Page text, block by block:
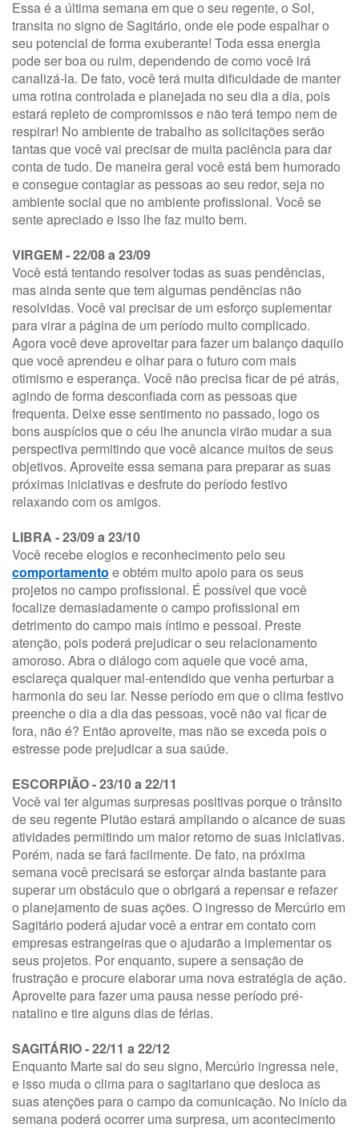
Essa é a última semana em que o seu regente, o Sol,
transita no signo de Sagitário, onde ele pode espalhar o
seu potencial de forma exuberante! Toda essa energia
pode ser boa ou ruim, dependendo de como você irá
canalizá-la. De fato, você terá muita dificuldade de manter
uma rotina controlada e planejada no seu dia a dia, pois
estará repleto de compromissos e não terá tempo nem de
respirar! No ambiente de trabalho as solicitações serão
tantas que você vai precisar de muita paciência para dar
conta de tudo. De maneira geral você está bem humorado
e consegue contagiar as pessoas ao seu redor, seja no
ambiente social que no ambiente profissional. Você se
sente apreciado e isso lhe faz muito bem.
VIRGEM - 22/08 a 23/09
Você está tentando resolver todas as suas pendências,
mas ainda sente que tem algumas pendências não
resolvidas. Você vai precisar de um esforço suplementar
para virar a página de um período muito complicado.
Agora você deve aproveitar para fazer um balanço daquilo
que você aprendeu e olhar para o futuro com mais
otimismo e esperança. Você não precisa ficar de pé atrás,
agindo de forma desconfiada com as pessoas que
frequenta. Deixe esse sentimento no passado, logo os
bons auspícios que o céu lhe anuncia virão mudar a sua
perspectiva permitindo que você alcance muitos de seus
objetivos. Aproveite essa semana para preparar as suas
próximas iniciativas e desfrute do período festivo
relaxando com os amigos.
LIBRA - 23/09 a 23/10
Você recebe elogios e reconhecimento pelo seu
comportamento e obtém muito apoio para os seus
projetos no campo profissional. É possível que você
focalize demasiadamente o campo profissional em
detrimento do campo mais íntimo e pessoal. Preste
atenção, pois poderá prejudicar o seu relacionamento
amoroso. Abra o diálogo com aquele que você ama,
esclareça qualquer mal-entendido que venha perturbar a
harmonia do seu lar. Nesse período em que o clima festivo
preenche o dia a dia das pessoas, você não vai ficar de
fora, não é? Então aproveite, mas não se exceda pois o
estresse pode prejudicar a sua saúde.
ESCORPIÃO - 23/10 a 22/11
Você vai ter algumas surpresas positivas porque o trânsito
de seu regente Plutão estará ampliando o alcance de suas
atividades permitindo um maior retorno de suas iniciativas.
Porém, nada se fará facilmente. De fato, na próxima
semana você precisará se esforçar ainda bastante para
superar um obstáculo que o obrigará a repensar e refazer
o planejamento de suas ações. O ingresso de Mercúrio em
Sagitário poderá ajudar você a entrar em contato com
empresas estrangeiras que o ajudarão a implementar os
seus projetos. Por enquanto, supere a sensação de
frustração e procure elaborar uma nova estratégia de ação.
Aproveite para fazer uma pausa nesse período pré-
natalino e tire alguns dias de férias.
SAGITÁRIO - 22/11 a 22/12
Enquanto Marte sai do seu signo, Mercúrio ingressa nele,
e isso muda o clima para o sagitariano que desloca as
suas atenções para o campo da comunicação. No início da
semana poderá ocorrer uma surpresa, um acontecimento